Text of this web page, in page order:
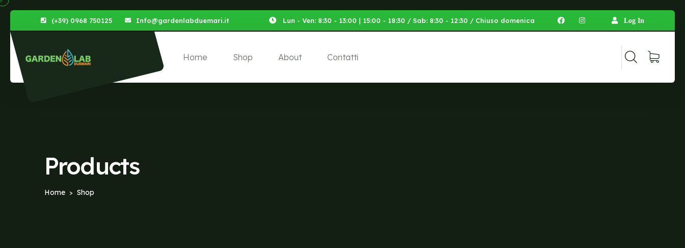
(+39) 0968 750125 Info@gardenlabduemari.it Lun - Ven: 8:30 - 13:00 | 15:00 - 18:30 / Sab: 8:30 - 12:30 / Chiuso domenica Log In
Home Shop About Contatti
Products
Home > Shop